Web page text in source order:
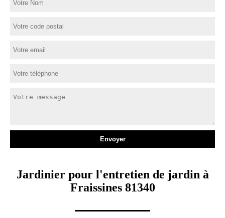
Jardinier pour l'entretien de jardin à
Fraissines 81340